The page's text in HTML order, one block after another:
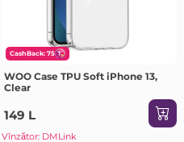
CashBack: 75
WOO Case TPU Soft iPhone 13,
Clear
149 L
Vînzător: DMLink